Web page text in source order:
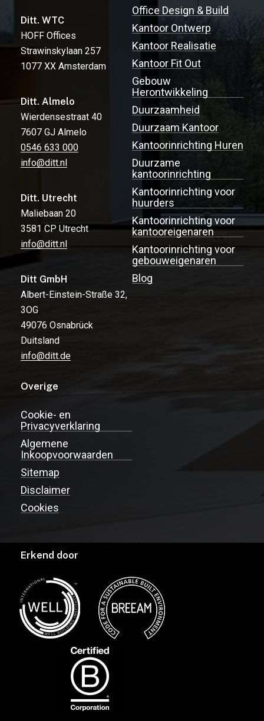
Ditt. WTC
HOFF Offices
Strawinskylaan 257
1077 XX Amsterdam
Ditt. Almelo
Wierdensestraat 40
7607 GJ Almelo
0546 633 000
info@ditt.nl
Ditt. Utrecht
Maliebaan 20
3581 CP Utrecht
info@ditt.nl
Ditt GmbH
Albert-Einstein-Straße 32,
3OG
49076 Osnabrück
Duitsland
info@ditt.de
Office Design & Build
Kantoor Ontwerp
Kantoor Realisatie
Kantoor Fit Out
Gebouw
Herontwikkeling
Duurzaamheid
Duurzaam Kantoor
Kantoorinrichting Huren
Duurzame
kantoorinrichting
Kantoorinrichting voor
huurders
Kantoorinrichting voor
kantooreigenaren
Kantoorinrichting voor
gebouweigenaren
Blog
Overige
Cookie- en
Privacyverklaring
Algemene
Inkoopvoorwaarden
Sitemap
Disclaimer
Cookies
Erkend door